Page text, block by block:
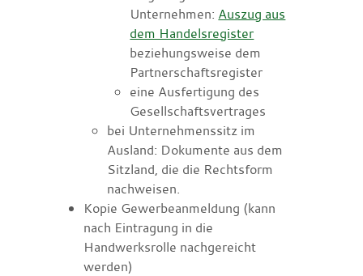
Unternehmen: Auszug aus
dem Handelsregister
beziehungsweise dem
Partnerschaftsregister
eine Ausfertigung des
Gesellschaftsvertrages
bei Unternehmenssitz im
Ausland: Dokumente aus dem
Sitzland, die die Rechtsform
nachweisen.
Kopie Gewerbeanmeldung (kann
nach Eintragung in die
Handwerksrolle nachgereicht
werden)